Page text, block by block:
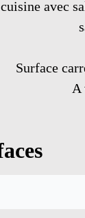
avec
Surface
A